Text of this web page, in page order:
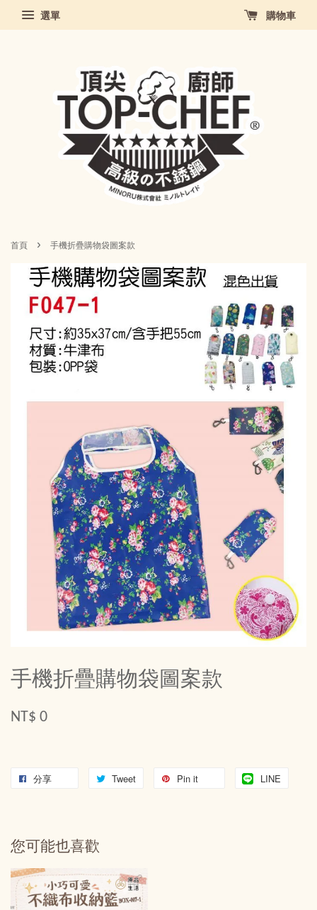
選單 購物車
首頁 › 手機折疊購物袋圖案款
手機折疊購物袋圖案款
NT$ 0
分享 Tweet Pin it LINE
您可能也喜歡